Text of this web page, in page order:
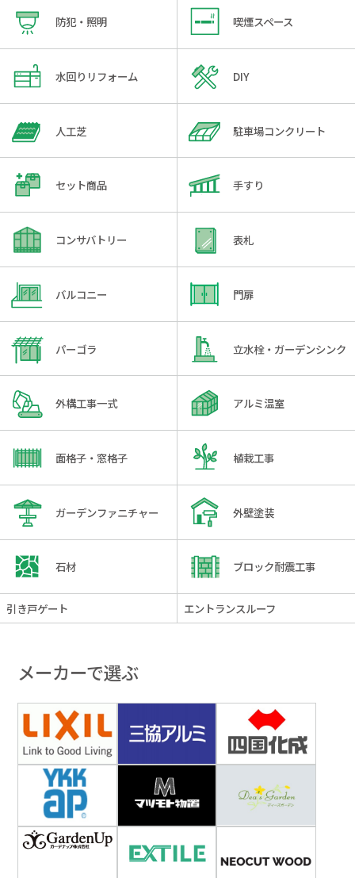
防犯・照明 喫煙スペース
水回りリフォーム DIY
人工芝 駐車場コンクリート
セット商品 手すり
コンサバトリー 表札
バルコニー 門扉
パーゴラ 立水栓・ガーデンシンク
外構工事一式 アルミ温室
面格子・窓格子 植栽工事
ガーデンファニチャー 外壁塗装
石材 ブロック耐震工事
引き戸ゲート エントランスルーフ
メーカーで選ぶ